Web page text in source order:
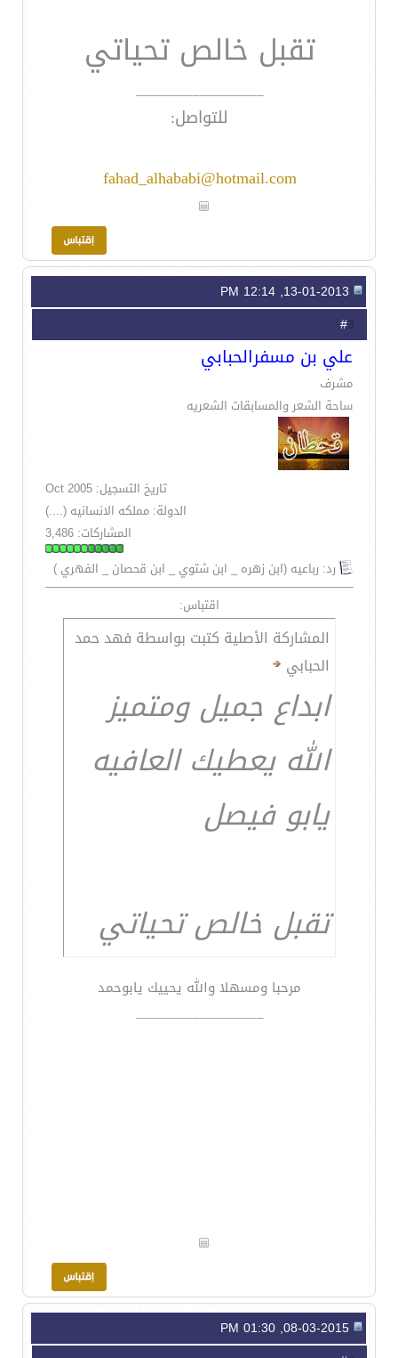
تقبل خالص تحياتي
__________________
للتواصل:
fahad_alhababi@hotmail.com
3
علي بن مسفرالحبابي
مشرف
ساحة الشعر والمسابقات الشعريه
تاريخ التسجيل: Oct 2005
الدولة: مملكه الانسانيه (....)
المشاركات: 3,486
رد: رباعيه (ابن زهره _ ابن شتوي _ ابن قحصان _ الفهري )
اقتباس:
المشاركة الأصلية كتبت بواسطة فهد حمد
الحبابي
ابداع جميل ومتميز
الله يعطيك العافيه
يابو فيصل
تقبل خالص تحياتي
مرحبا ومسهلا والله يحييك يابوحمد
__________________